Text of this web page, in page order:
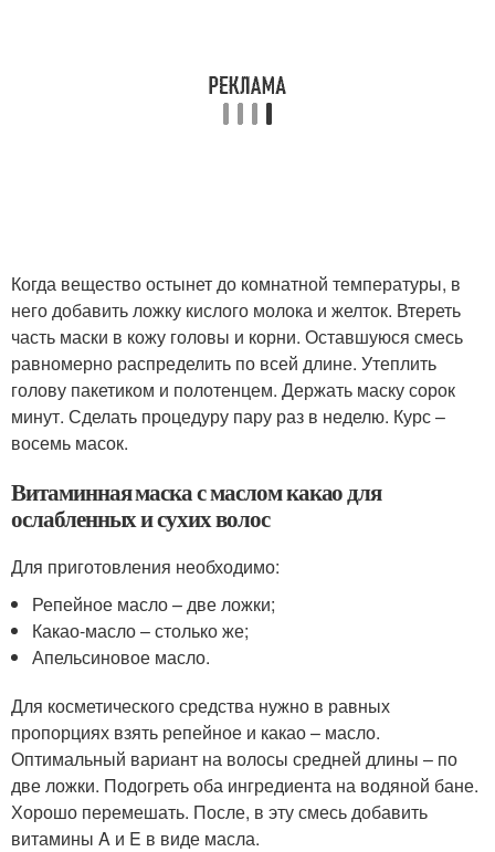
Когда вещество остынет до комнатной температуры, в
него добавить ложку кислого молока и желток. Втереть
часть маски в кожу головы и корни. Оставшуюся смесь
равномерно распределить по всей длине. Утеплить
голову пакетиком и полотенцем. Держать маску сорок
минут. Сделать процедуру пару раз в неделю. Курс –
восемь масок.
Витаминная маска с маслом какао для
ослабленных и сухих волос
Для приготовления необходимо:
Репейное масло – две ложки;
Какао-масло – столько же;
Апельсиновое масло.
Для косметического средства нужно в равных
пропорциях взять репейное и какао – масло.
Оптимальный вариант на волосы средней длины – по
две ложки. Подогреть оба ингредиента на водяной бане.
Хорошо перемешать. После, в эту смесь добавить
витамины A и E в виде масла.